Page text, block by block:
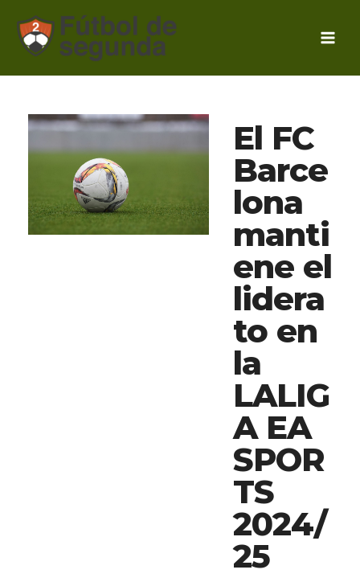
contenido
El FC
Barce
lona
manti
ene el
lidera
to en
la
LALIG
A EA
SPOR
TS
2024/
25